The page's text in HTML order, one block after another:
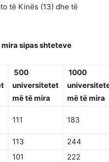
të Kinës (13) dhe të
sipas shteteve
500
universitetet
më të mira
1000
më të mira
111 183
113
244
101
222